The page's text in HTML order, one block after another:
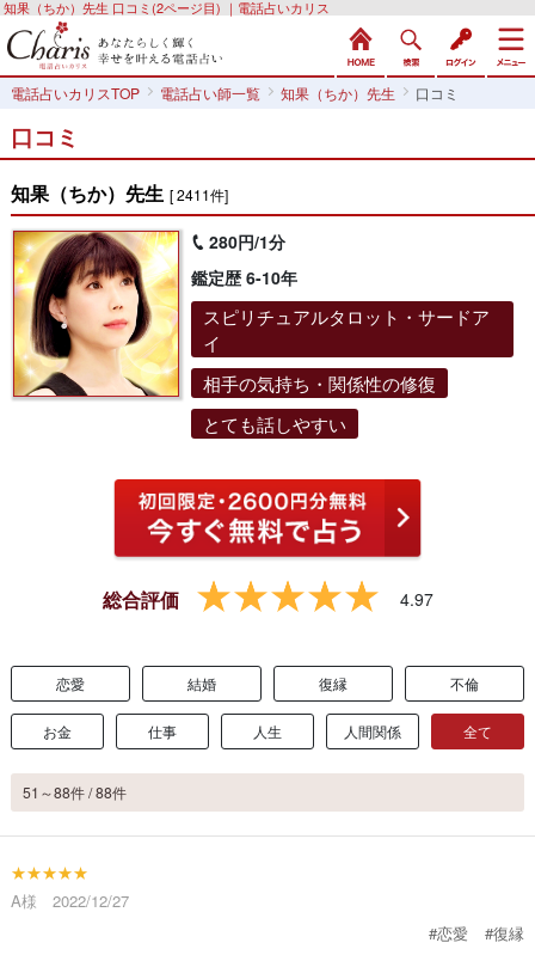
知果（ちか）先生 口コミ(2ページ目) ｜電話占いカリス
電話占いカリスTOP 電話占い師一覧 知果（ちか）先生 口コミ
口コミ
知果（ちか）先生 [ 2411件]
280円/1分
鑑定歴 6-10年
スピリチュアルタロット・サードア
イ
相手の気持ち・関係性の修復
とても話しやすい
総合評価 4.97
恋愛 結婚 復縁 不倫
お金 仕事 人生 人間関係 全て
51～88件 / 88件
★★★★★
A様 2022/12/27
#恋愛
#復縁